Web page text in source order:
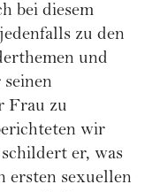
bei diesem
zu den
und
Frau zu
wir
er, was
ersten sexuellen